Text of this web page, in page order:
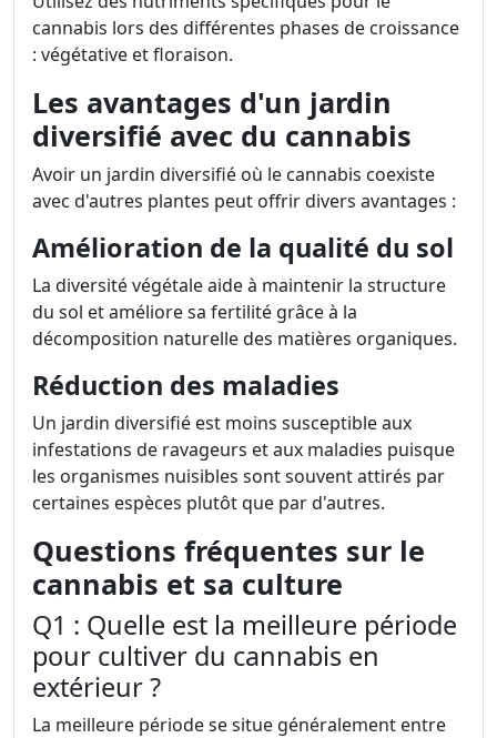
cannabis lors des différentes phases de croissance
: végétative et floraison.
Les avantages d'un jardin
diversifié avec du cannabis
Avoir un jardin diversifié où le cannabis coexiste
avec d'autres plantes peut offrir divers avantages :
Amélioration de la qualité du sol
La diversité végétale aide à maintenir la structure
du sol et améliore sa fertilité grâce à la
décomposition naturelle des matières organiques.
Réduction des maladies
Un jardin diversifié est moins susceptible aux
infestations de ravageurs et aux maladies puisque
les organismes nuisibles sont souvent attirés par
certaines espèces plutôt que par d'autres.
Questions fréquentes sur le
cannabis et sa culture
Q1 : Quelle est la meilleure période
pour cultiver du cannabis en
extérieur ?
La meilleure période se situe généralement entre